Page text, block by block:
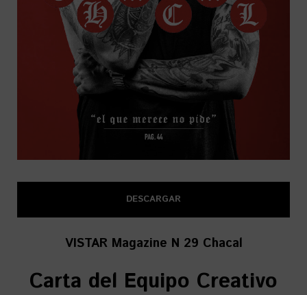
DESCARGAR
VISTAR Magazine N 29 Chacal
Carta del Equipo Creativo